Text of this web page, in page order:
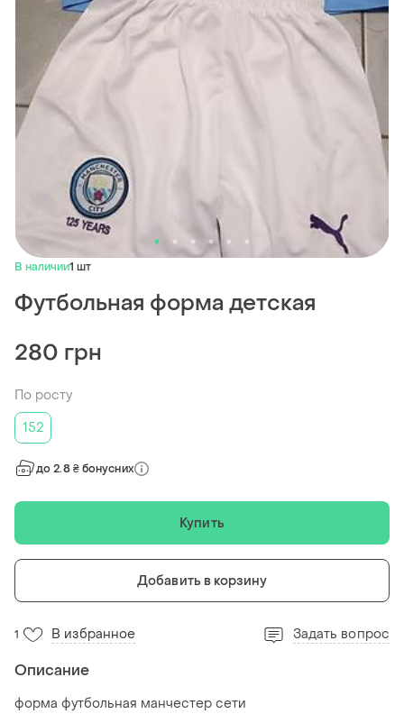
В наличии1 шт
Футбольная форма детская
280 грн
По росту
152
до 2.8 ₴ бонусних
Купить
Добавить в корзину
1 В избранное Задать вопрос
Описание
форма футбольная манчестер сети